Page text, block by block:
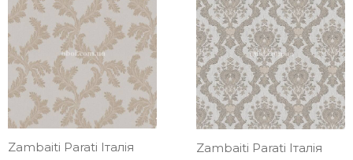
Zambaiti Parati Італія Zambaiti Parati Італія